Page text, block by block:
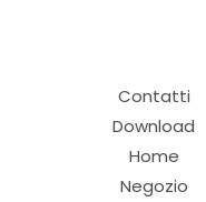
Contatti
Download
Home
Negozio